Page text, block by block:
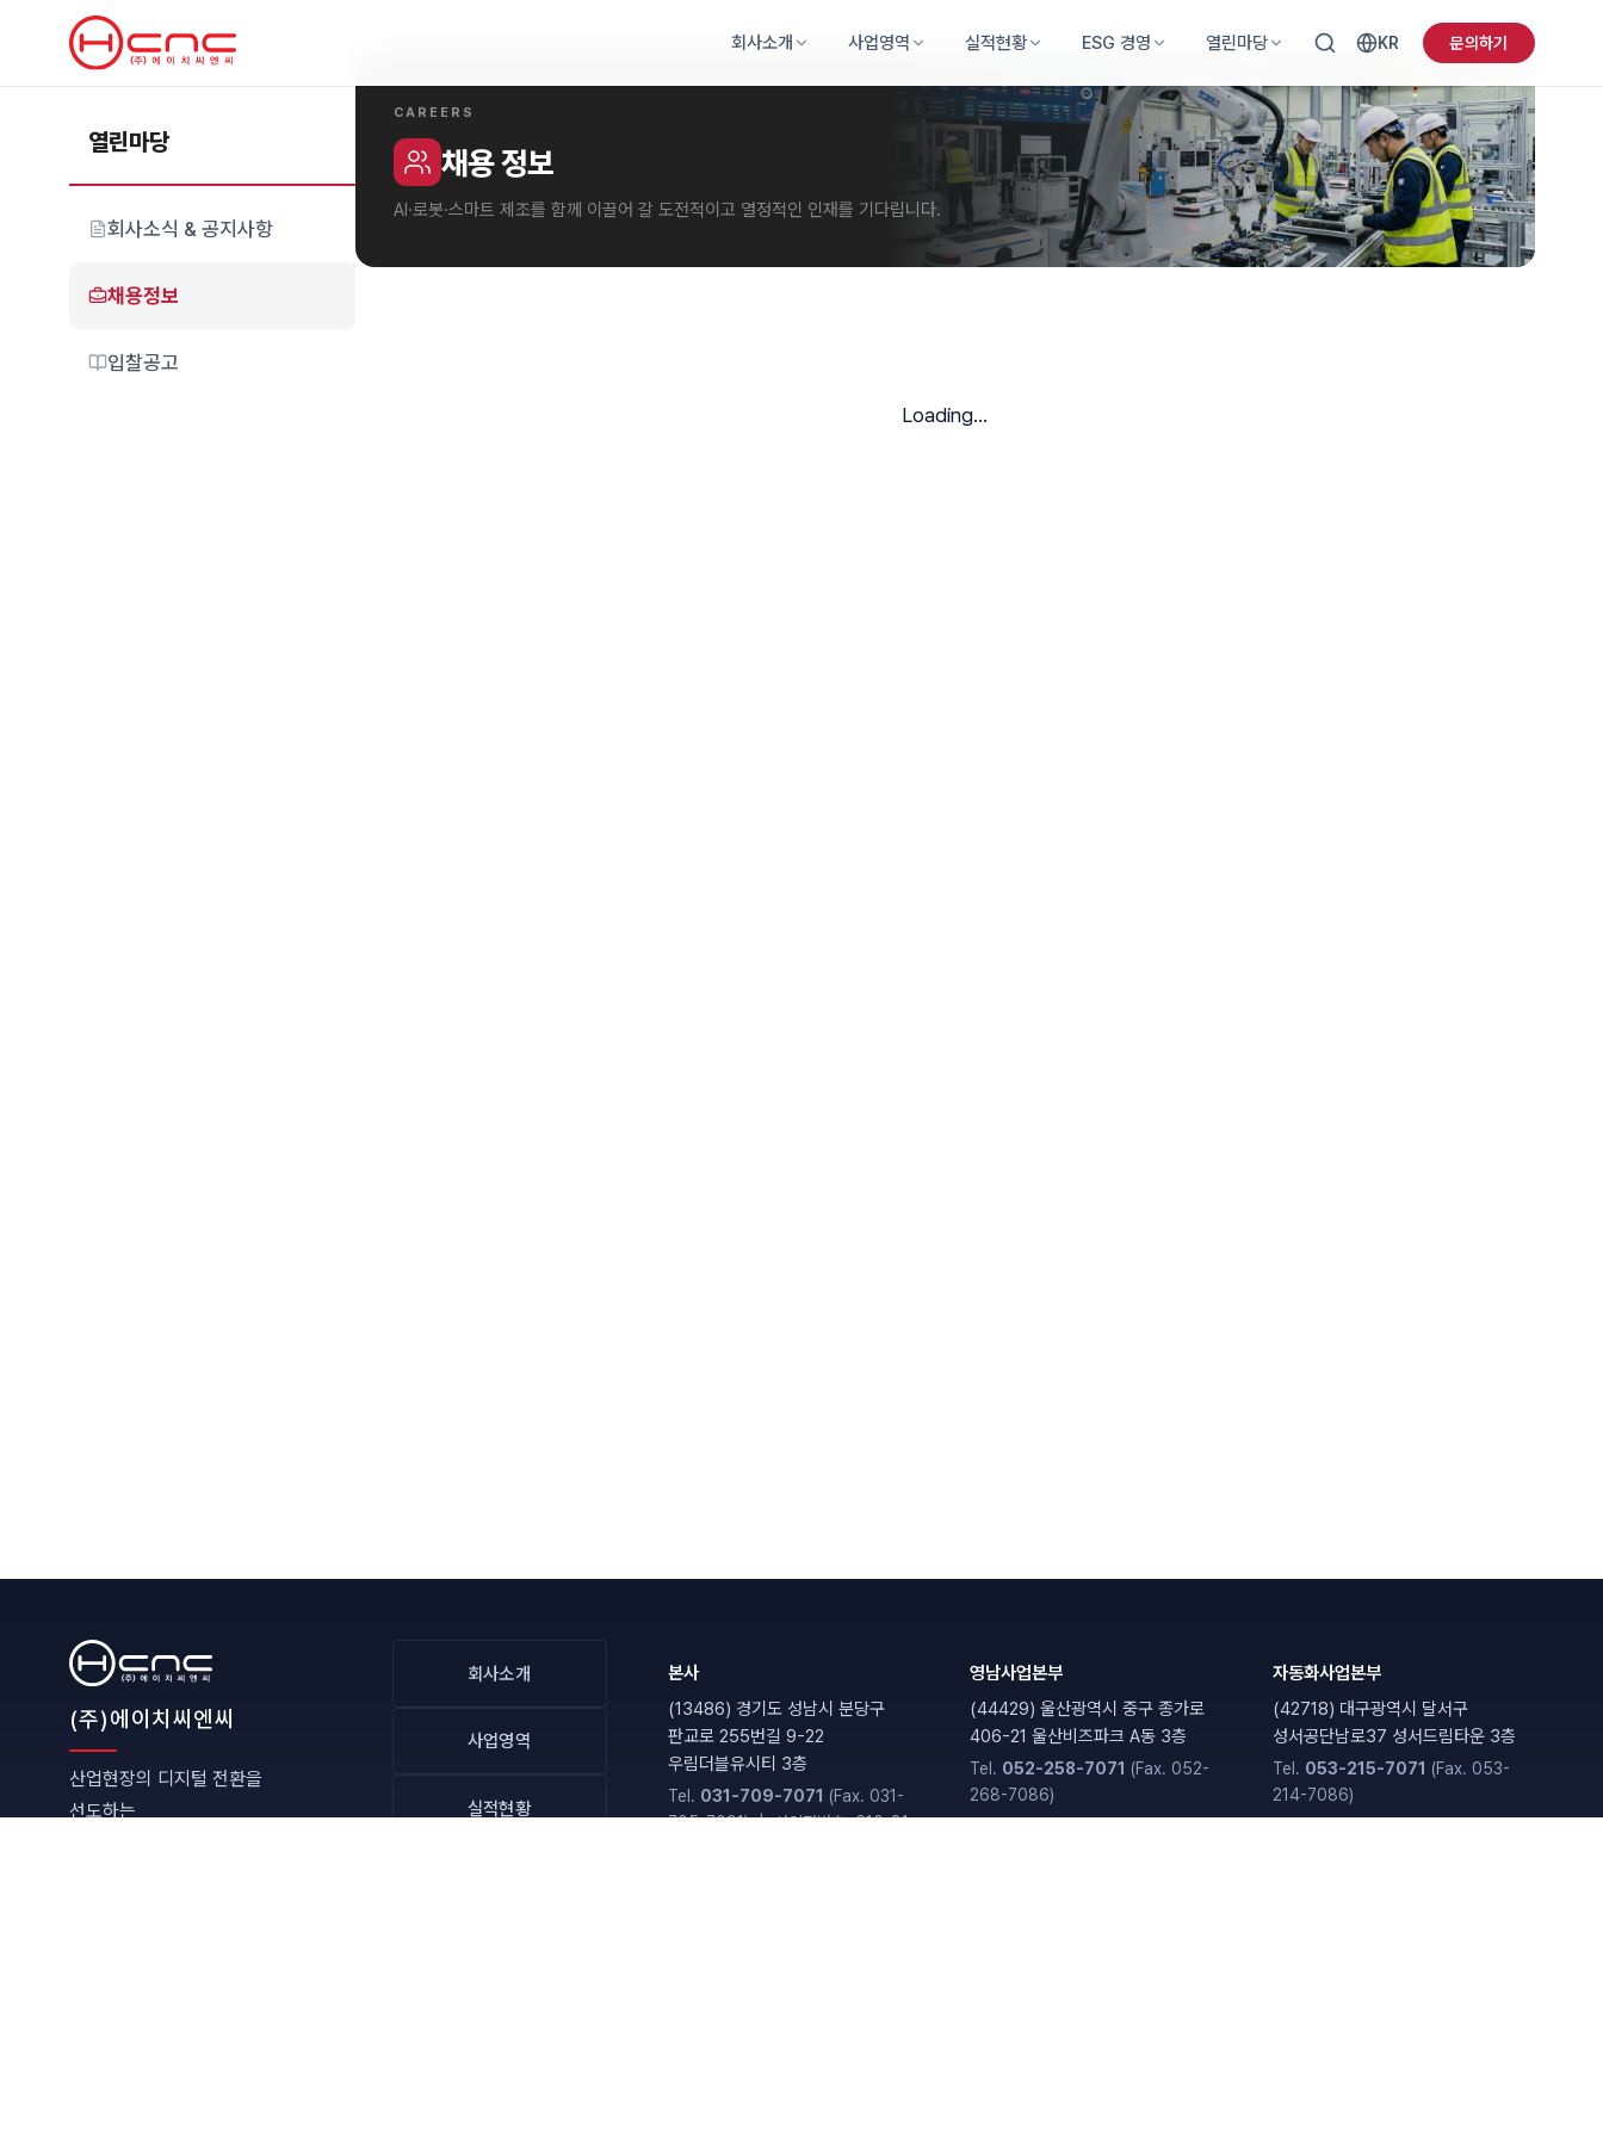
회사소개 사업영역 실적현황 ESG 경영 열린마당 KR 문의하기
열린마당
회사소식 & 공지사항
채용정보
입찰공고
CAREERS
채용 정보
AI·로봇·스마트 제조를 함께 이끌어 갈 도전적이고 열정적인 인재를 기다립니다.
Loading...
(주)에이치씨엔씨
산업현장의 디지털 전환을
선도하는
회사소개
사업영역
실적현황
본사
(13486) 경기도 성남시 분당구
판교로 255번길 9-22
우림더블유시티 3층
Tel. 031-709-7071 (Fax. 031-
705-7091)|사업자번호: 610-81-
영남사업본부
(44429)울산광역시 중구 종가로
406-21 울산비즈파크 A동 3층
Tel. 052-258-7071 (Fax. 052-
268-7086)
자동화사업본부
(42718) 대구광역시 달서구
성서공단남로37 성서드림타운 3층
Tel. 053-215-7071 (Fax. 053-
214-7086)